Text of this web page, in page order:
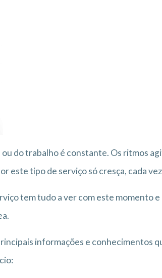
do trabalho é constante. Os ritmos
este tipo de serviço só cresça, cada
tem tudo a ver com este momento e
informações e conhecimentos